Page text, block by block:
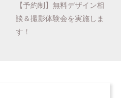
【予約制】無料デザイン相
談＆撮影体験会を実施しま
す！